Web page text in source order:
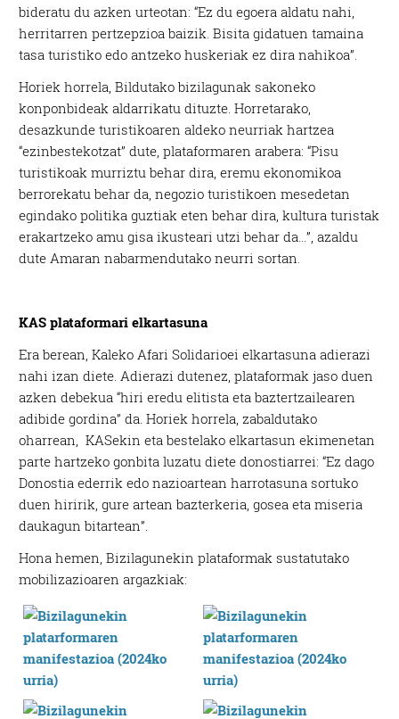
bideratu du azken urteotan: “Ez du egoera aldatu nahi,
herritarren pertzepzioa baizik. Bisita gidatuen tamaina
tasa turistiko edo antzeko huskeriak ez dira nahikoa”.
Horiek horrela, Bildutako bizilagunak sakoneko
konponbideak aldarrikatu dituzte. Horretarako,
desazkunde turistikoaren aldeko neurriak hartzea
“ezinbestekotzat” dute, plataformaren arabera: “Pisu
turistikoak murriztu behar dira, eremu ekonomikoa
berrorekatu behar da, negozio turistikoen mesedetan
egindako politika guztiak eten behar dira, kultura turistak
erakartzeko amu gisa ikusteari utzi behar da…”, azaldu
dute Amaran nabarmendutako neurri sortan.
KAS plataformari elkartasuna
Era berean, Kaleko Afari Solidarioei elkartasuna adierazi
nahi izan diete. Adierazi dutenez, plataformak jaso duen
azken debekua “hiri eredu elitista eta baztertzailearen
adibide gordina” da. Horiek horrela, zabaldutako
oharrean, KASekin eta bestelako elkartasun ekimenetan
parte hartzeko gonbita luzatu diete donostiarrei: “Ez dago
Donostia ederrik edo nazioartean harrotasuna sortuko
duen hiririk, gure artean bazterkeria, gosea eta miseria
daukagun bitartean”.
Hona hemen, Bizilagunekin plataformak sustatutako
mobilizazioaren argazkiak: